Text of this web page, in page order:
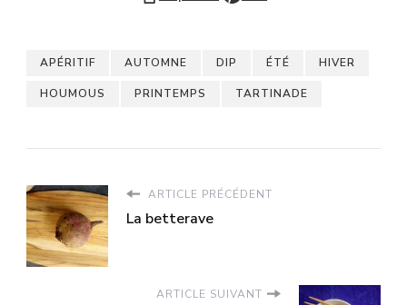
APÉRITIF AUTOMNE DIP ÉTÉ HIVER
HOUMOUS PRINTEMPS TARTINADE
ARTICLE PRÉCÉDENT
La betterave
ARTICLE SUIVANT